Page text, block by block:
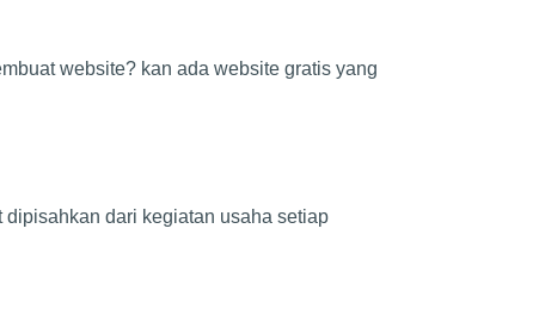
website? kan ada website gratis yang
dari kegiatan usaha setiap